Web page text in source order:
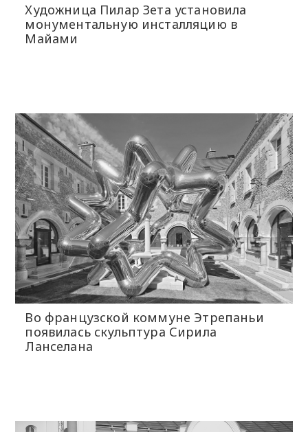
Художница Пилар Зета установила
монументальную инсталляцию в
Майами
Во французской коммуне Этрепаньи
появилась скульптура Сирила
Ланселана